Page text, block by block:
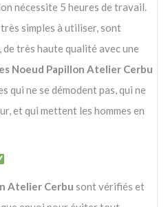
nécessite 5 heures de travail.
simples à utiliser, sont
très haute qualité avec une
Noeud Papillon Atelier Cerbu
qui ne se démodent pas, qui ne
et qui mettent les hommes en
Atelier Cerbu sont vérifiés et